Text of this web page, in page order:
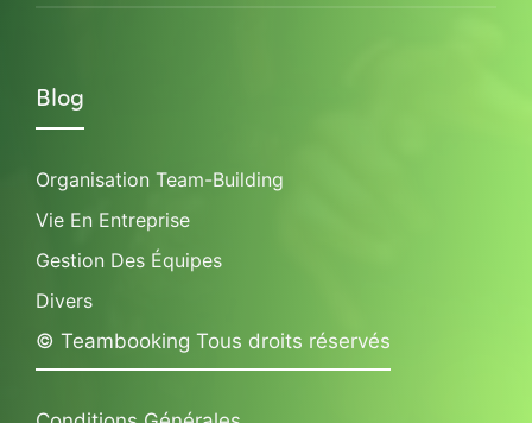
Blog
Organisation Team-Building
Vie En Entreprise
Gestion Des Équipes
Divers
© Teambooking Tous droits réservés